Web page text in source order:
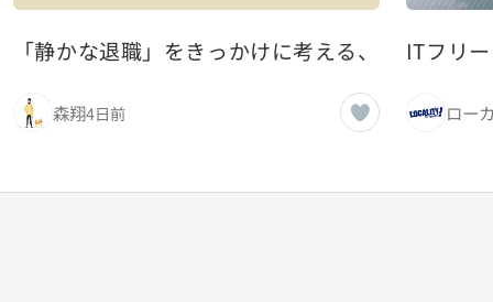
「静かな退職」をきっかけに考える、これから
森翔4日前
ITフリ